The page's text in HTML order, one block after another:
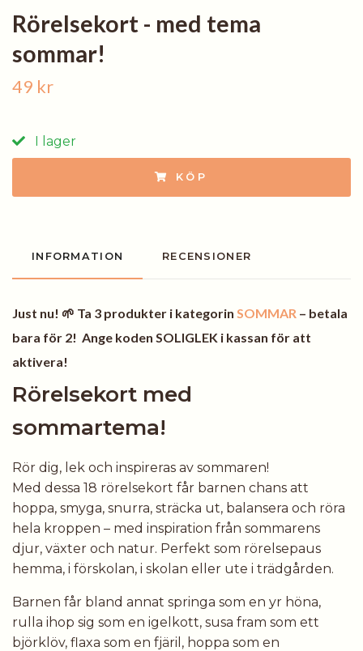
Rörelsekort - med tema
sommar!
49 kr
I lager
KÖP
INFORMATION RECENSIONER
Just nu! 🌱 Ta 3 produkter i kategorin SOMMAR – betala
bara för 2! Ange koden SOLIGLEK i kassan för att
aktivera!
Rörelsekort med
sommartema!
Rör dig, lek och inspireras av sommaren!
Med dessa 18 rörelsekort får barnen chans att
hoppa, smyga, snurra, sträcka ut, balansera och röra
hela kroppen – med inspiration från sommarens
djur, växter och natur. Perfekt som rörelsepaus
hemma, i förskolan, i skolan eller ute i trädgården.
Barnen får bland annat springa som en yr höna,
rulla ihop sig som en igelkott, susa fram som ett
björklöv, flaxa som en fjäril, hoppa som en